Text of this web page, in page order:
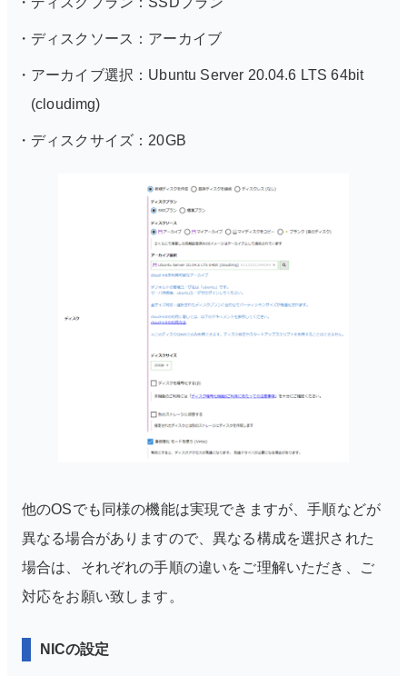
ディスクソース：アーカイブ
アーカイブ選択：Ubuntu Server 20.04.6 LTS 64bit
(cloudimg)
ディスクサイズ：20GB
他のOSでも同様の機能は実現できますが、手順などが
異なる場合がありますので、異なる構成を選択された
場合は、それぞれの手順の違いをご理解いただき、ご
対応をお願い致します。
NICの設定